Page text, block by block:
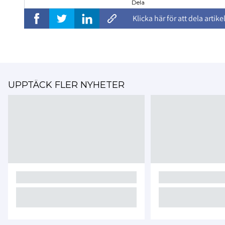
Dela
Klicka här för att dela
UPPTÄCK FLER NYHETER